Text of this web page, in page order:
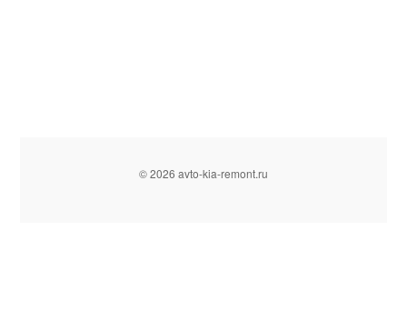
© 2026 avto-kia-remont.ru